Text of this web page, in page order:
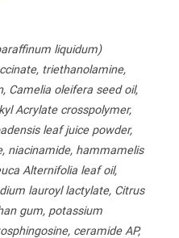
liquidum)
triethanolamine,
Camelia oleifera seed oil,
Acrylate crosspolymer,
leaf juice powder,
niacinamide, hammamelis
Alternifolia leaf oil,
lauroyl lactylate, Citrus
gum, potassium
ceramide AP,